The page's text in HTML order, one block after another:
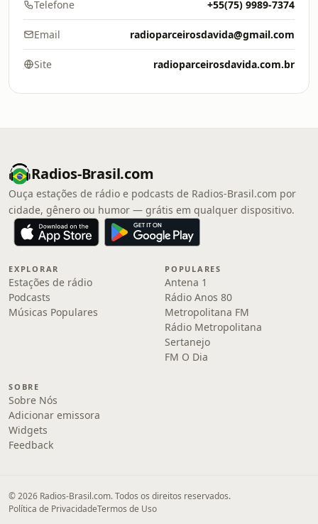
Telefone +55(75) 9989-7374
Email radioparceirosdavida@gmail.com
Site radioparceirosdavida.com.br
Radios-Brasil.com
Ouça estações de rádio e podcasts de Radios-Brasil.com por
cidade, gênero ou humor — grátis em qualquer dispositivo.
EXPLORAR
Estações de rádio
Podcasts
Músicas Populares
POPULARES
Antena 1
Rádio Anos 80
Metropolitana FM
Rádio Metropolitana
Sertanejo
FM O Dia
SOBRE
Sobre Nós
Adicionar emissora
Widgets
Feedback
© 2026 Radios-Brasil.com. Todos os direitos reservados.
Política de PrivacidadeTermos de Uso